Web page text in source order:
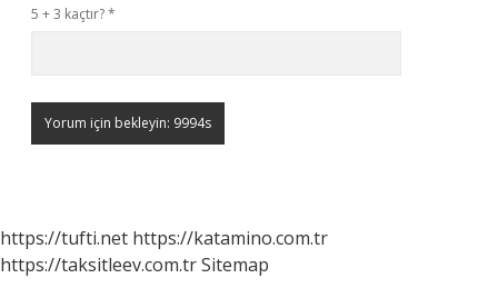
5 + 3 kaçtır?*
https://tufti.net https://katamino.com.tr
https://taksitleev.com.trSitemap